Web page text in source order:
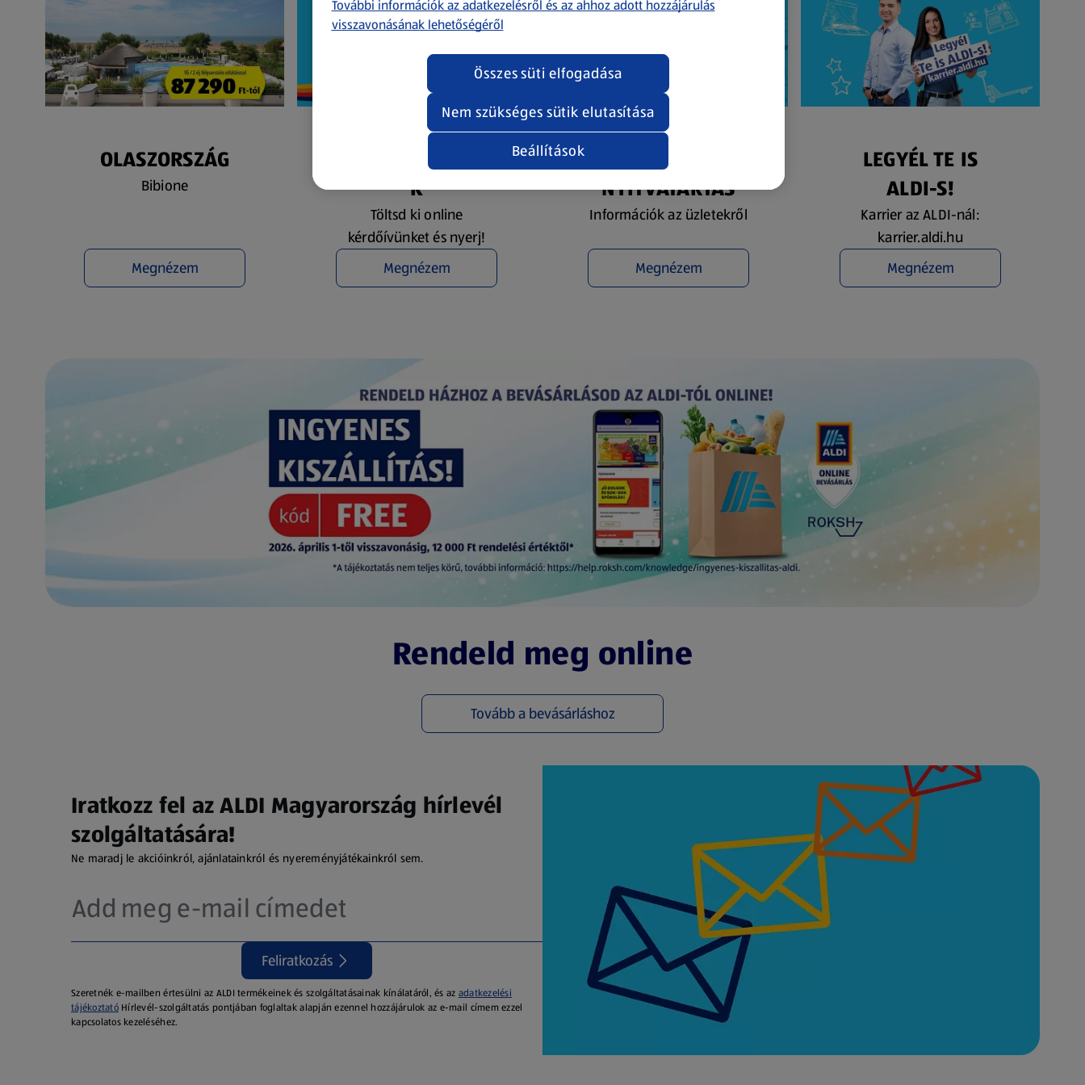
OLASZORSZÁG
Bibione
Megnézem
NYEREMÉNYJÁTÉ
K
Töltsd ki online
kérdőívünket és nyerj!
Megnézem
ÜZLETKERESŐ ÉS
NYITVATARTÁS
Információk az üzletekről
Megnézem
LEGYÉL TE IS
ALDI-S!
Karrier az ALDI-nál:
karrier.aldi.hu
Megnézem
(új oldalon nyílik meg)
Rendeld meg online
Tovább a bevásárláshoz
(új oldalon nyílik meg)
Iratkozz fel az ALDI Magyarország hírlevél
szolgáltatására!
Ne maradj le akcióinkról, ajánlatainkról és nyereményjátékainkról sem.
Feliratkozás
Szeretnék e-mailben értesülni az ALDI termékeinek és szolgáltatásainak kínálatáról, és az adatkezelési
tájékoztatóHírlevél-szolgáltatás pontjában foglaltak alapján ezennel hozzájárulok az e-mail címem ezzel
kapcsolatos kezeléséhez.
További információk az adatkezelésről és az ahhoz adott hozzájárulás
visszavonásának lehetőségéről
Beállítások
Nem szükséges sütik elutasítása
Összes süti elfogadása